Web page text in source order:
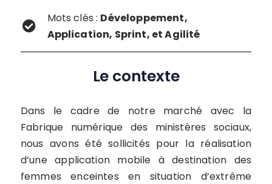
Mots clés : Développement,
Application, Sprint, et Agilité
Le contexte
Dans le cadre de notre marché avec la
Fabrique numérique des ministères sociaux,
nous avons été sollicités pour la réalisation
d’une application mobile à destination des
femmes enceintes en situation d’extrême